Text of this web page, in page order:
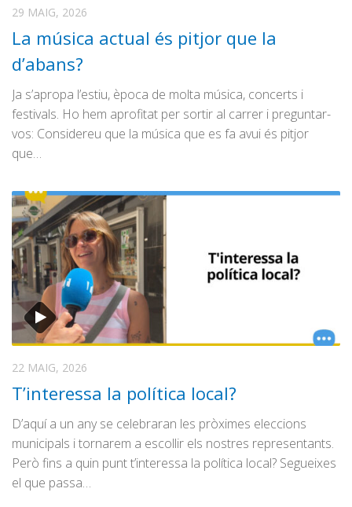
29 MAIG, 2026
La música actual és pitjor que la
d’abans?
Ja s’apropa l’estiu, època de molta música, concerts i
festivals. Ho hem aprofitat per sortir al carrer i preguntar-
vos: Considereu que la música que es fa avui és pitjor
que…
22 MAIG, 2026
T’interessa la política local?
D’aquí a un any se celebraran les pròximes eleccions
municipals i tornarem a escollir els nostres representants.
Però fins a quin punt t’interessa la política local? Segueixes
el que passa…